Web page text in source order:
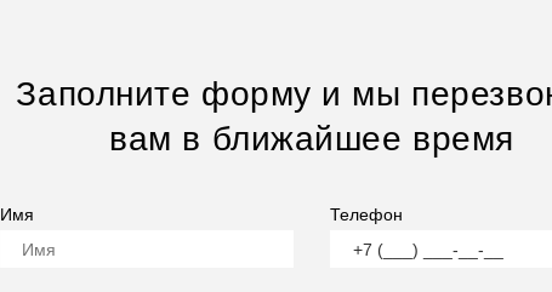
Заполните форму и мы
вам в ближайшее время
Имя Телефон